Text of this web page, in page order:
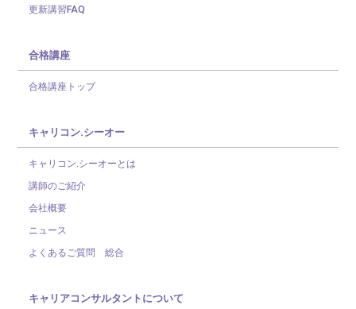
更新講習FAQ
合格講座
合格講座トップ
キャリコン.シーオー
キャリコン.シーオーとは
講師のご紹介
会社概要
ニュース
よくあるご質問 総合
キャリアコンサルタントについて